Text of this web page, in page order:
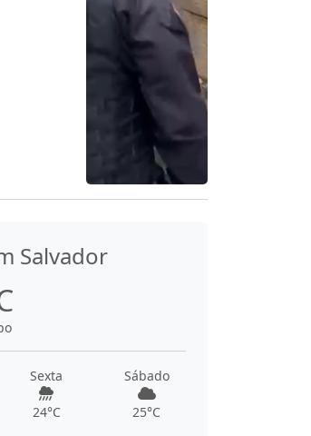
Salvador
Sexta
24°C
Sábado
25°C